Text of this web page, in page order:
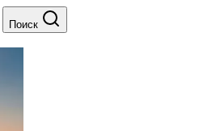
Поиск